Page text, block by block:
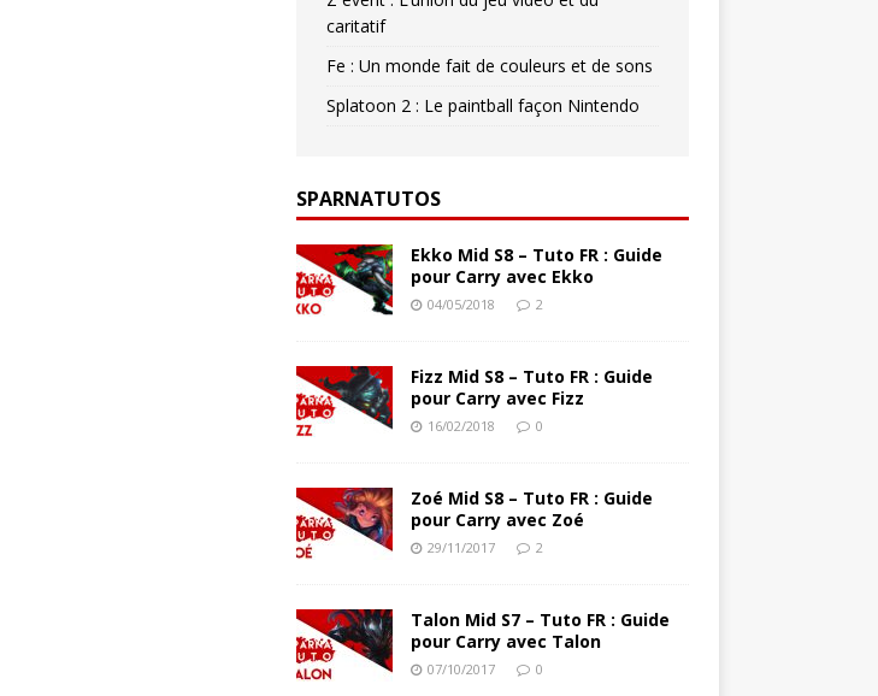
caritatif
Fe : Un monde fait de couleurs et de sons
Splatoon 2 : Le paintball façon Nintendo
SPARNATUTOS
Ekko Mid S8 – Tuto FR : Guide
pour Carry avec Ekko
04/05/2018 2
Fizz Mid S8 – Tuto FR : Guide
pour Carry avec Fizz
16/02/2018 0
Zoé Mid S8 – Tuto FR : Guide
pour Carry avec Zoé
29/11/2017 2
Talon Mid S7 – Tuto FR : Guide
pour Carry avec Talon
07/10/2017 0